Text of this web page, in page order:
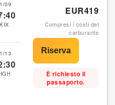
09
KIX
13
EUR419
Compresi i costi del
carburante
È richiesto il
passaporto.